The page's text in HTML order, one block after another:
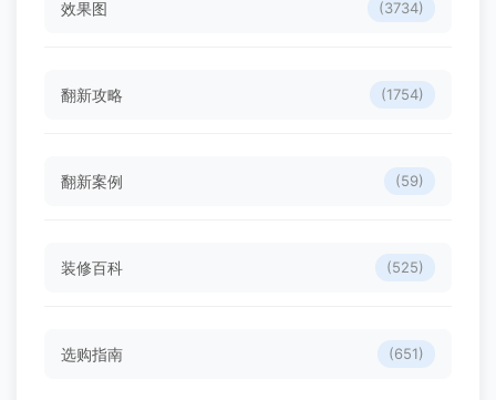
效果图 (3734)
翻新攻略 (1754)
翻新案例 (59)
装修百科 (525)
选购指南 (651)